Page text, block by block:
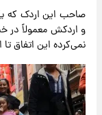
صاحب این اردک که
و اردکش معمولاً در
نمی‌کرده این اتفاق